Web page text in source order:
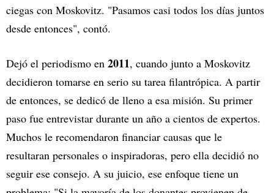
ciegas con Moskovitz. "Pasamos casi todos los días juntos
desde entonces", contó.
Dejó el periodismo en 2011, cuando junto a Moskovitz
decidieron tomarse en serio su tarea filantrópica. A partir
de entonces, se dedicó de lleno a esa misión. Su primer
paso fue entrevistar durante un año a cientos de expertos.
Muchos le recomendaron financiar causas que le
resultaran personales o inspiradoras, pero ella decidió no
seguir ese consejo. A su juicio, ese enfoque tiene un